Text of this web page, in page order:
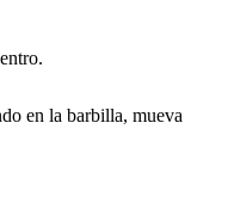
en la barbilla, mueva